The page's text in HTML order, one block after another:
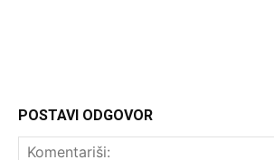
POSTAVI ODGOVOR